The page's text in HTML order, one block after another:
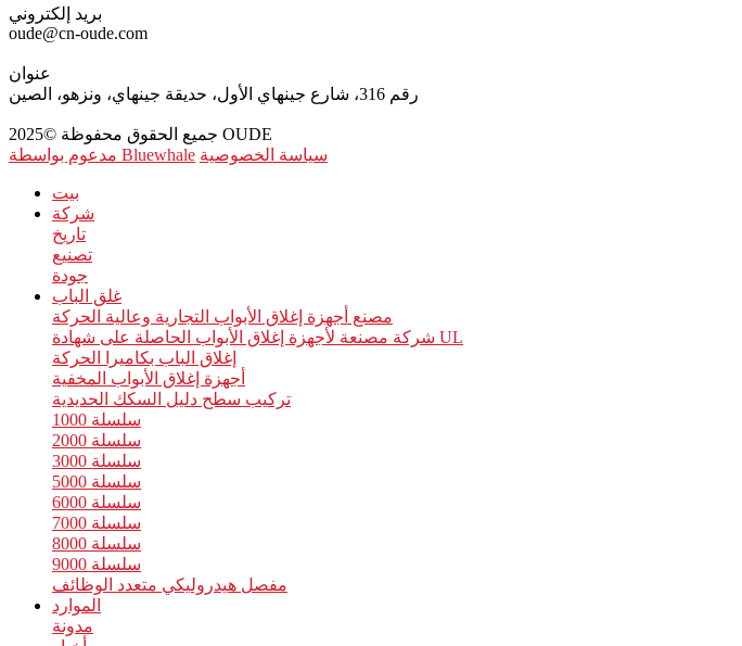
بريد إلكتروني
oude@cn-oude.com
عنوان
رقم 316، شارع جينهاي الأول، حديقة جينهاي، ونزهو، الصين
جميع الحقوق محفوظة ©2025 OUDE
مدعوم بواسطة Bluewhale سياسة الخصوصية
بيت
شركة
تاريخ
تصنيع
جودة
غلق الباب
مصنع أجهزة إغلاق الأبواب التجارية وعالية الحركة
شركة مصنعة لأجهزة إغلاق الأبواب الحاصلة على شهادة UL
إغلاق الباب بكاميرا الحركة
أجهزة إغلاق الأبواب المخفية
تركيب سطح دليل السكك الحديدية
سلسلة 1000
سلسلة 2000
سلسلة 3000
سلسلة 5000
سلسلة 6000
سلسلة 7000
سلسلة 8000
سلسلة 9000
مفصل هيدروليكي متعدد الوظائف
الموارد
مدونة